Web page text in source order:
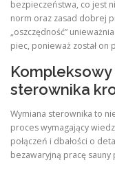
bezpieczeństwa, co jest
norm oraz zasad dobrej
„oszczędność”
piec, ponieważ został on
sterownika
Wymiana sterownika to
proces wymagający
połączeń i dbałości o
bezawaryjną pracę sauny